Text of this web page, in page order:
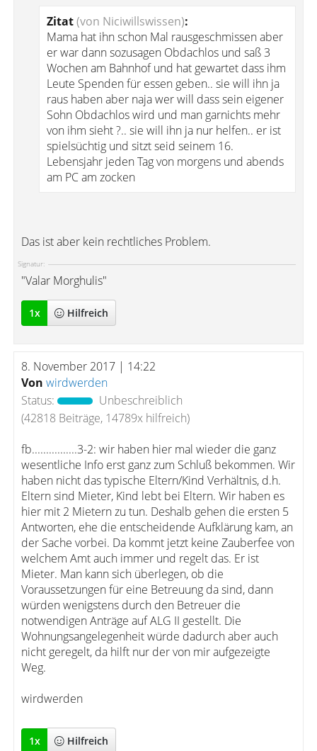
Zitat(von Niciwillswissen):
Mama hat ihn schon Mal rausgeschmissen aber
er war dann sozusagen Obdachlos und saß 3
Wochen am Bahnhof und hat gewartet dass ihm
Leute Spenden für essen geben.. sie will ihn ja
raus haben aber naja wer will dass sein eigener
Sohn Obdachlos wird und man garnichts mehr
von ihm sieht ?.. sie will ihn ja nur helfen.. er ist
spielsüchtig und sitzt seid seinem 16.
Lebensjahr jeden Tag von morgens und abends
am PC am zocken
Das ist aber kein rechtliches Problem.
Signatur:
"Valar Morghulis"
1x Hilfreich
8. November 2017 | 14:22
Von wirdwerden
Status:
Unbeschreiblich
(42818 Beiträge, 14789x hilfreich)
fb................3-2: wir haben hier mal wieder die ganz
wesentliche Info erst ganz zum Schluß bekommen. Wir
haben nicht das typische Eltern/Kind Verhältnis, d.h.
Eltern sind Mieter, Kind lebt bei Eltern. Wir haben es
hier mit 2 Mietern zu tun. Deshalb gehen die ersten 5
Antworten, ehe die entscheidende Aufklärung kam, an
der Sache vorbei. Da kommt jetzt keine Zauberfee von
welchem Amt auch immer und regelt das. Er ist
Mieter. Man kann sich überlegen, ob die
Voraussetzungen für eine Betreuung da sind, dann
würden wenigstens durch den Betreuer die
notwendigen Anträge auf ALG II gestellt. Die
Wohnungsangelegenheit würde dadurch aber auch
nicht geregelt, da hilft nur der von mir aufgezeigte
Weg.
wirdwerden
1x Hilfreich